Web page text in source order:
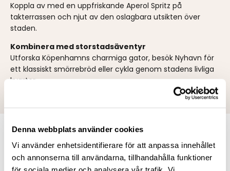
Denna webbplats använder cookies
Vi använder enhetsidentifierare för att anpassa innehållet
och annonserna till användarna, tillhandahålla funktioner
Koppla av med en uppfriskande Aperol Spritz på
takterrassen och njut av den oslagbara utsikten över
staden.
Kombinera med storstadsäventyr
Utforska Köpenhamns charmiga gator, besök Nyhavn för
ett klassiskt smörrebröd eller cykla genom stadens livliga
kvarter.
Den ultimata mixen av äventyr och
storstadspuls